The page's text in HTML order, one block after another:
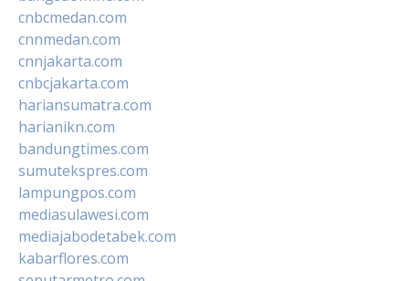
cnbcmedan.com
cnnmedan.com
cnnjakarta.com
cnbcjakarta.com
hariansumatra.com
harianikn.com
bandungtimes.com
sumutekspres.com
lampungpos.com
mediasulawesi.com
mediajabodetabek.com
kabarflores.com